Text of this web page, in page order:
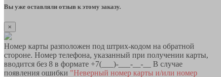
Вы уже оставляли отзыв к этому заказу.
×
Номер карты разположен под штрих-кодом на обратной
стороне. Номер телефона, указанный при получении карты,
вводится без 8 в формате +7(___)-___-__-__ В случае
появления ошибки "Неверный номер карты и/или номер